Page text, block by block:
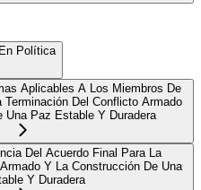
Política
Aplicables A Los Miembros De
Terminación Del Conflicto Armado
Una Paz Estable Y Duradera
Del Acuerdo Final Para La
Y La Construcción De Una
Y Duradera